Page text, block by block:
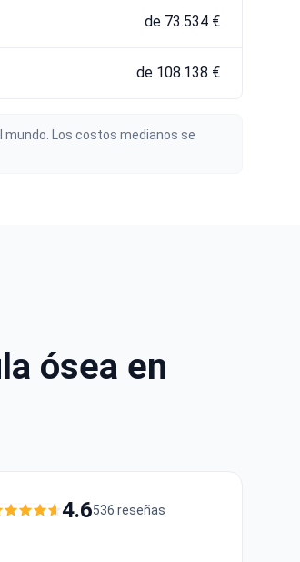
de 73.534 €
de 108.138 €
Los costos medianos se
ósea en
4.6536 reseñas